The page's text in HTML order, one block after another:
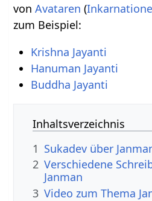
vonAvataren (
zum Beispiel:
Krishna Jayanti
Hanuman Jayanti
Buddha Jayanti
Inhaltsverzeichnis
1 Sukadev über
2 Verschiedene
Janman
3 Video zum Thema